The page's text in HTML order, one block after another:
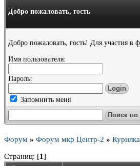
Добро пожаловать, гость
Добро пожаловать, гость! Для участия в
Имя пользователя:
Пароль:
Запомнить меня
Форум » Форум мкр Центр-2 » Курилка
Страниц: [1]